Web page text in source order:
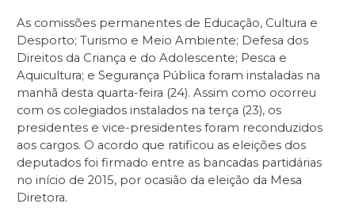
As comissões permanentes de Educação, Cultura e
Desporto; Turismo e Meio Ambiente; Defesa dos
Direitos da Criança e do Adolescente; Pesca e
Aquicultura; e Segurança Pública foram instaladas na
manhã desta quarta-feira (24). Assim como ocorreu
com os colegiados instalados na terça (23), os
presidentes e vice-presidentes foram reconduzidos
aos cargos. O acordo que ratificou as eleições dos
deputados foi firmado entre as bancadas partidárias
no início de 2015, por ocasião da eleição da Mesa
Diretora.